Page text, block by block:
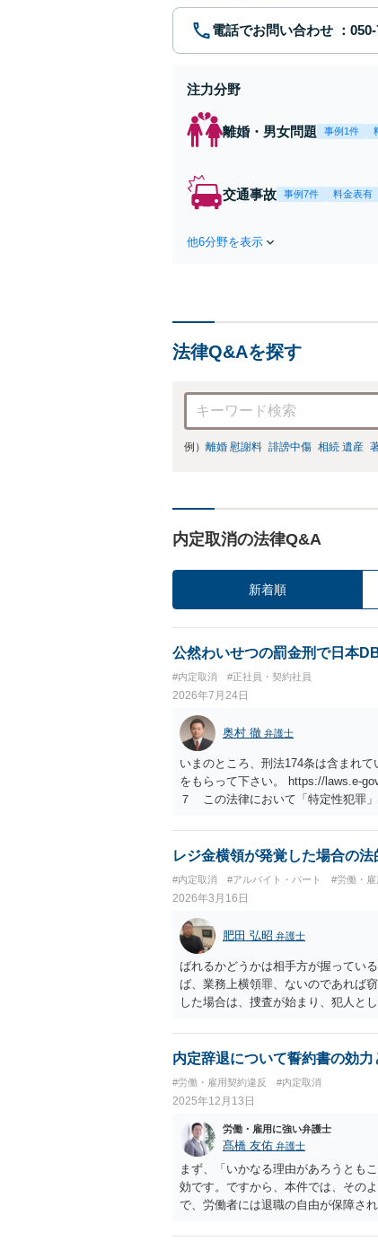
電話でお問い合わせ
注力分野
離婚・男女問題 事例1件
交通事故 事例7件 料金表有
他6分野を表示
法律Q&Aを探す
例） 離婚 慰謝料 誹謗中傷 相続 遺産
内定取消の法律Q&A
新着順
公然わいせつの罰金刑で日本
#内定取消 #正社員・契約社員
2026年7月24日
奥村 徹 弁護士
いまのところ、刑法174条は含まれ
をもらって下さい。 https://laws.e-
７ この法律において「特定性犯罪
第三項又は第二百四十三条（同項の
（昭和五年法律第九号）第四条の罪
保護等に関する法律（平成十一年法
行為等の処罰及び押収物に記録され
年法律第六十七号）第二条から第六
でに掲げる行為のいずれかを罰する
行為 ロ 正当な理由がなくて、人の
真機その他の機器（以下このロにお
身体を撮影する目的で写真機等を差
（イ又はロに掲げるものを除く。
レジ金横領が発覚した場合の
#内定取消 #アルバイト・パート #労働・雇
2026年3月16日
肥田 弘昭 弁護士
ばれるかどうかは相手方が握ってい
ば、業務上横領罪、ないのであれば
した場合は、捜査が始まり、犯人と
裁送致後審判で前歴となる可能性が
内定辞退について誓約書の効力
#労働・雇用契約違反 #内定取消
2025年12月13日
労働・雇用に強い弁護士
髙橋 友佑 弁護士
まず、「いかなる理由があろうとも
効です。ですから、本件では、その
で、労働者には退職の自由が保障さ
この申し出は、直接電話するのが億